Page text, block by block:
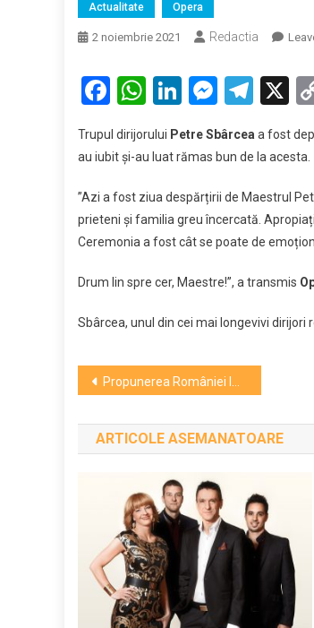
Actualitate Opera
2 noiembrie 2021 Redactia
Facebook
WhatsApp
LinkedIn X
Trupul dirijorului Petre Sbârcea a fost
au iubit și-au luat rămas bun de la acesta.
”Azi a fost ziua despărțirii de Maestrul
prieteni și familia greu încercată.
Ceremonia a fost cât se poate de
Drum lin spre cer, Maestre!”, a transmis
Sbârcea, unul din cei mai longevivi
Navigare
în
articole
Propunerea României la OSCAR, din nou la cinema ARTA în prezența regizorului. Pelicula a câștigat Ursul de AUR la Berlin!
ARTICOLE ASEMANATOARE